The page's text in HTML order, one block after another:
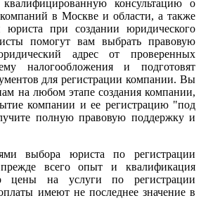
консультацию о
в Москве и области, а также
юриста при создании юридического
помогут вам выбрать правовую
адрес от проверенных
налогообложения и подготовят
для регистрации компании. Вы
на любом этапе создания компании,
компании и ее регистрацию "под
полную правовую поддержку и
выбора юриста по регистрации
всего опыт и квалификация
цены на услуги по регистрации
имеют не последнее значение в